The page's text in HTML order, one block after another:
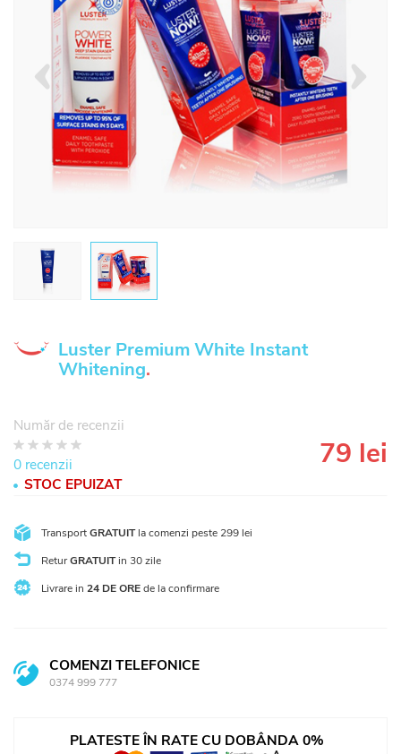
Luster Premium White Instant
Whitening.
Număr de recenzii
5 4 3 2
0 recenzii
STOC EPUIZAT
79 lei
TransportGRATUITla comenzi peste 299 lei
ReturGRATUITin 30 zile
Livrare in 24 DE OREde la confirmare
COMENZI TELEFONICE
0374 999 777
PLATESTE ÎN RATE CU DOBÂNDA 0%